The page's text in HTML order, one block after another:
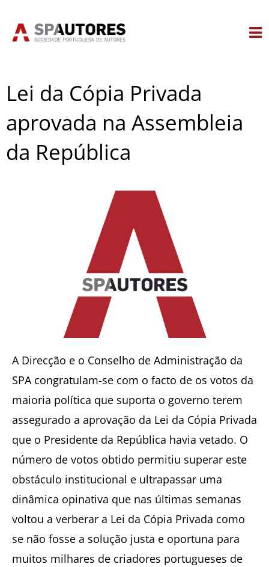
Lei da Cópia Privada
aprovada na Assembleia
da República
A Direcção e o Conselho de Administração da
SPA congratulam-se com o facto de os votos da
maioria política que suporta o governo terem
assegurado a aprovação da Lei da Cópia Privada
que o Presidente da República havia vetado. O
número de votos obtido permitiu superar este
obstáculo institucional e ultrapassar uma
dinâmica opinativa que nas últimas semanas
voltou a verberar a Lei da Cópia Privada como
se não fosse a solução justa e oportuna para
muitos milhares de criadores portugueses de